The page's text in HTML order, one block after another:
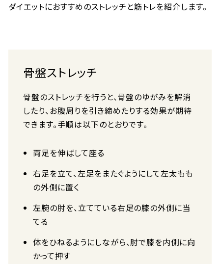
ダイエットにおすすめのストレッチと筋トレを紹介します。
骨盤ストレッチ
骨盤のストレッチを行うと、骨盤のゆがみを解消
したり、お腹周りを引き締めたりする効果が期待
できます。手順は以下のとおりです。
両足を伸ばして座る
右足を立て、左足をまたぐようにして左太もも
の外側に置く
左腕の肘を、立てている右足の膝の外側に当
てる
体をひねるようにしながら、肘で膝を内側に向
かって押す